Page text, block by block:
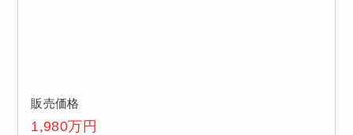
販売価格
1,980万円